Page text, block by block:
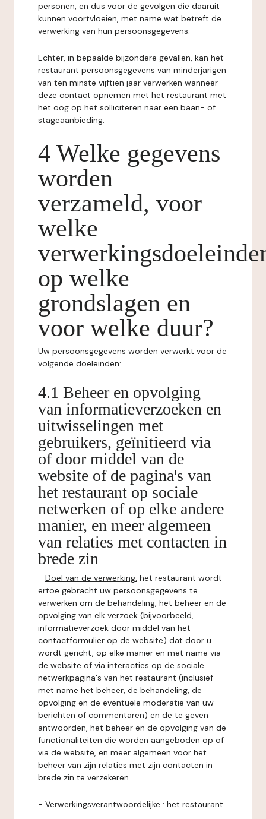
personen, en dus voor de gevolgen die daaruit
kunnen voortvloeien, met name wat betreft de
verwerking van hun persoonsgegevens.
Echter, in bepaalde bijzondere gevallen, kan het
restaurant persoonsgegevens van minderjarigen
van ten minste vijftien jaar verwerken wanneer
deze contact opnemen met het restaurant met
het oog op het solliciteren naar een baan- of
stageaanbieding.
4 Welke gegevens
worden
verzameld, voor
welke
op welke
grondslagen en
voor welke duur?
Uw persoonsgegevens worden verwerkt voor de
volgende doeleinden:
4.1 Beheer en opvolging
van informatieverzoeken en
uitwisselingen met
gebruikers, geïnitieerd via
of door middel van de
website of de pagina's van
het restaurant op sociale
netwerken of op elke andere
manier, en meer algemeen
van relaties met contacten in
brede zin
- Doel van de verwerking: het restaurant wordt
ertoe gebracht uw persoonsgegevens te
verwerken om de behandeling, het beheer en de
opvolging van elk verzoek (bijvoorbeeld,
informatieverzoek door middel van het
contactformulier op de website) dat door u
wordt gericht, op elke manier en met name via
de website of via interacties op de sociale
netwerkpagina's van het restaurant (inclusief
met name het beheer, de behandeling, de
opvolging en de eventuele moderatie van uw
berichten of commentaren) en de te geven
antwoorden, het beheer en de opvolging van de
functionaliteiten die worden aangeboden op of
via de website, en meer algemeen voor het
beheer van zijn relaties met zijn contacten in
brede zin te verzekeren.
- Verwerkingsverantwoordelijke : het restaurant.